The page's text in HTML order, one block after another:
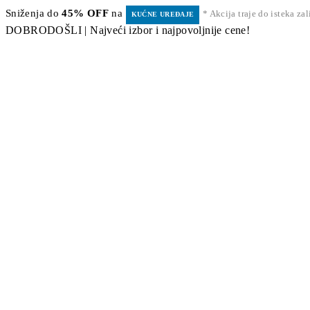
Sniženja do45% OFF na KUĆNE UREĐAJE * Akcija traje do isteka
DOBRODOŠLI | Najveći izbor i najpovoljnije cene!